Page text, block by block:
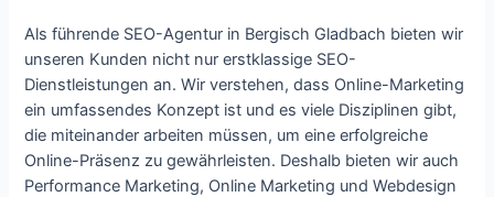
Als führende SEO-Agentur in Bergisch Gladbach bieten wir
unseren Kunden nicht nur erstklassige SEO-
Dienstleistungen an. Wir verstehen, dass Online-Marketing
ein umfassendes Konzept ist und es viele Disziplinen gibt,
die miteinander arbeiten müssen, um eine erfolgreiche
Online-Präsenz zu gewährleisten. Deshalb bieten wir auch
Performance Marketing, Online Marketing und Webdesign